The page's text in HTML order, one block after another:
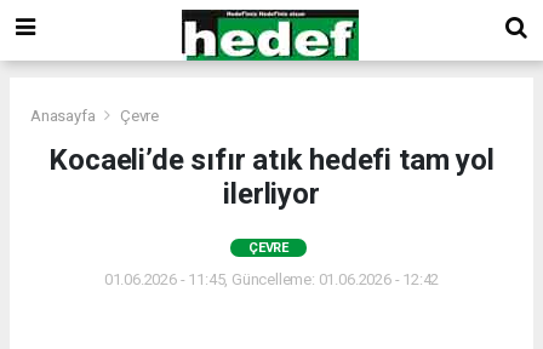
Anasayfa Çevre
Kocaeli’de sıfır atık hedefi tam yol
ilerliyor
ÇEVRE
01.06.2026 - 11:45, Güncelleme: 01.06.2026 - 12:42